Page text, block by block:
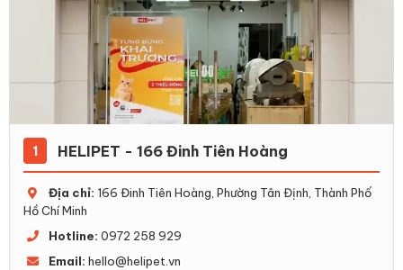
1 HELIPET - 166 Đinh Tiên Hoàng
Địa chỉ: 166 Đinh Tiên Hoàng, Phường Tân Định, Thành Phố
Hồ Chí Minh
Hotline: 0972 258 929
Email: hello@helipet.vn